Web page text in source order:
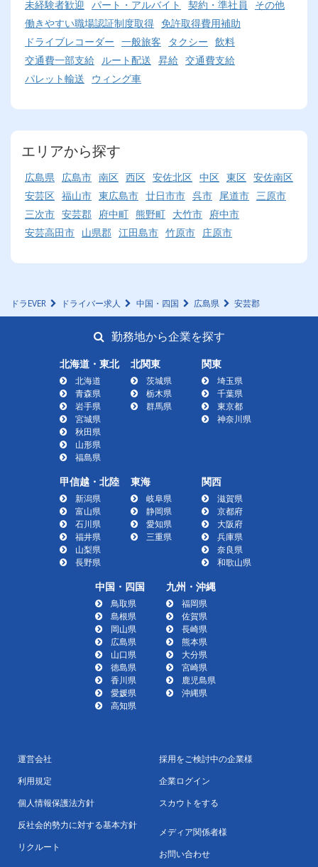
未経験者歓迎 パート・アルバイト 契約・準社員
その他
働きやすい職場認証制度取得 免許取得費用補助
ドライブレコーダー 一般旅客 タクシー 飲料
交通費一部支給
ルート配送 昇給 交通費支給
パレット輸送
ウィング車
エリアから探す
広島県 広島市 南区 西区 安佐北区 中区 東区 安佐南区
安芸区 福山市 東広島市 廿日市市 呉市 尾道市 三原市
三次市 安芸郡 府中町 熊野町 大竹市 府中市
安芸高田市 山県郡 江田島市 竹原市 庄原市
ドラEVER ドライバー求人 中国・四国 広島県 安芸郡
勤務地から企業を探す
北海道・東北
北海道
青森県
岩手県
宮城県
秋田県
山形県
福島県
北関東
茨城県
栃木県
群馬県
関東
埼玉県
千葉県
東京都
神奈川県
甲信越・北陸
新潟県
富山県
石川県
福井県
山梨県
長野県
東海
岐阜県
静岡県
愛知県
三重県
関西
滋賀県
京都府
大阪府
兵庫県
奈良県
和歌山県
中国・四国
鳥取県
島根県
岡山県
広島県
山口県
徳島県
香川県
愛媛県
高知県
九州・沖縄
福岡県
佐賀県
長崎県
熊本県
大分県
宮崎県
鹿児島県
沖縄県
運営会社
利用規定
個人情報保護法方針
反社会的勢力に対する基本方針
リクルート
採用をご検討中の企業様
企業ログイン
スカウトをする
メディア関係者様
お問い合わせ